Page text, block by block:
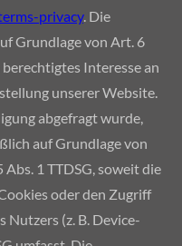
privacy. Die
Grundlage von Art. 6
Interesse an
unserer Website.
abgefragt wurde,
auf Grundlage von
1 TTDSG, soweit die
oder den Zugriff
(z. B. Device-